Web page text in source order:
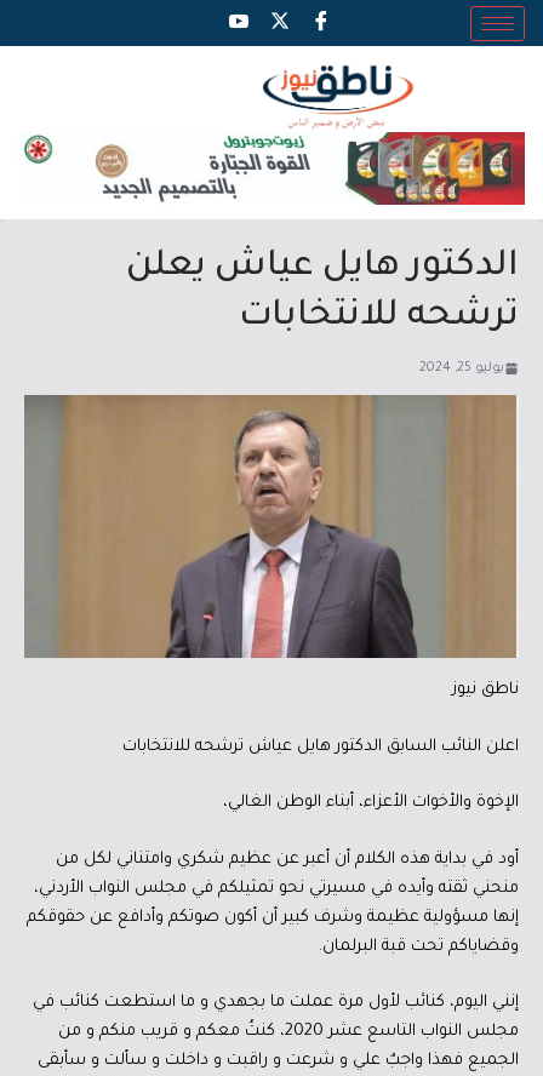
الدكتور هايل عياش يعلن
ترشحه للانتخابات
يوليو 25, 2024
ناطق نيوز
اعلن النائب السابق الدكتور هايل عياش ترشحه للانتخابات
الإخوة والأخوات الأعزاء، أبناء الوطن الغالي،
أود في بداية هذه الكلام أن أعبر عن عظيم شكري وامتناني لكل من
منحني ثقته وأيده في مسيرتي نحو تمثيلكم في مجلس النواب الأردني،
إنها مسؤولية عظيمة وشرف كبير أن أكون صوتكم وأدافع عن حقوقكم
وقضاياكم تحت قبة البرلمان.
إنني اليوم، كنائب لأول مرة عملت ما بجهدي و ما استطعت كنائب في
مجلس النواب التاسع عشر 2020، كنتُ معكم و قريب منكم و من
الجميع فهذا واجبٌ علي و شرعت و راقبت و داخلت و سألت و سأبقى